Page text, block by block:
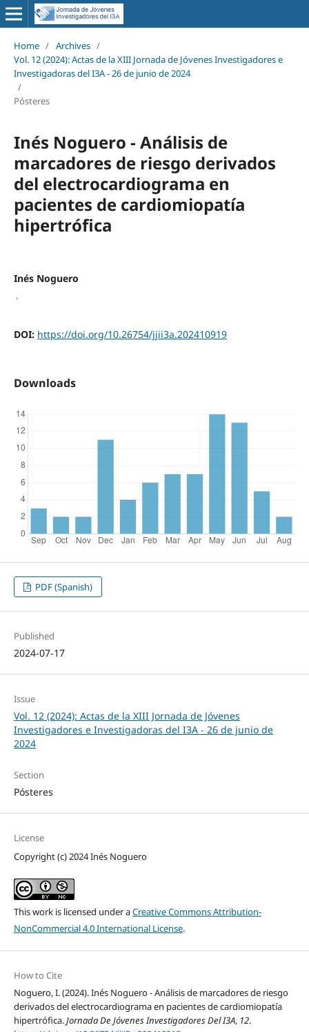
Home / Archives /
Vol. 12 (2024): Actas de la XIII Jornada de Jóvenes Investigadores e
Investigadoras del I3A - 26 de junio de 2024
/
Pósteres
Inés Noguero - Análisis de
marcadores de riesgo derivados
del electrocardiograma en
pacientes de cardiomiopatía
hipertrófica
Inés Noguero
,
DOI: https://doi.org/10.26754/jjii3a.202410919
Downloads
PDF (Spanish)
Published
2024-07-17
Issue
Vol. 12 (2024): Actas de la XIII Jornada de Jóvenes
Investigadores e Investigadoras del I3A - 26 de junio de
2024
Section
Pósteres
License
Copyright (c) 2024 Inés Noguero
This work is licensed under aCreative Commons Attribution-
NonCommercial 4.0 International License.
How to Cite
Noguero, I. (2024). Inés Noguero - Análisis de marcadores de riesgo
derivados del electrocardiograma en pacientes de cardiomiopatía
hipertrófica.Jornada De Jóvenes Investigadores Del I3A, 12.